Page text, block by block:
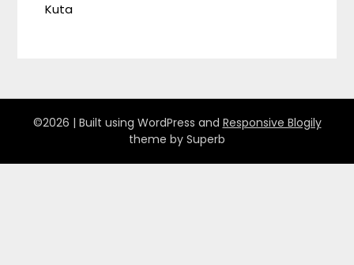
Kuta
©2026 | Built using WordPress and Responsive Blogily
theme by Superb